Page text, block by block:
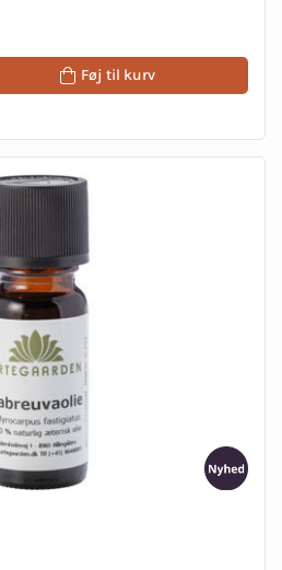
Føj til kurv